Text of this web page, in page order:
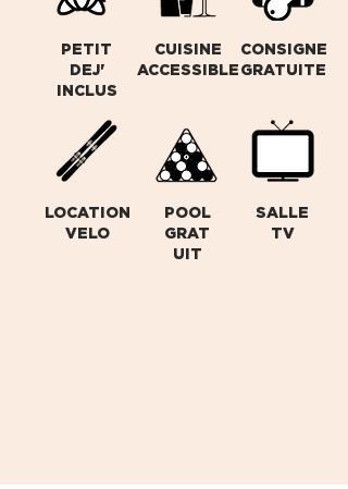
PETIT
DEJ'
INCLUS
LOCATION
VELO
CONSIGNE
GRATUITE
CUISINE
ACCESSIBLE
POOL
GRAT
UIT
SALLE
TV